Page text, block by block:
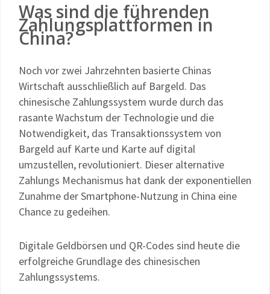
Was sind die führenden
Zahlungsplattformen in
China?
Noch vor zwei Jahrzehnten basierte Chinas
Wirtschaft ausschließlich auf Bargeld. Das
chinesische Zahlungssystem wurde durch das
rasante Wachstum der Technologie und die
Notwendigkeit, das Transaktionssystem von
Bargeld auf Karte und Karte auf digital
umzustellen, revolutioniert. Dieser alternative
Zahlungs Mechanismus hat dank der exponentiellen
Zunahme der Smartphone-Nutzung in China eine
Chance zu gedeihen.
Digitale Geldbörsen und QR-Codes sind heute die
erfolgreiche Grundlage des chinesischen
Zahlungssystems.